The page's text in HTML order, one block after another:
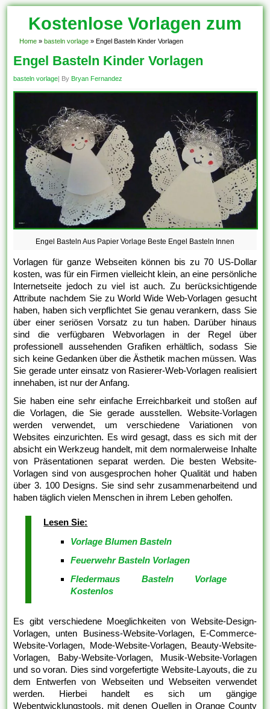
Kostenlose Vorlagen zum
Download!
Home » basteln vorlage » Engel Basteln Kinder Vorlagen
Engel Basteln Kinder Vorlagen
basteln vorlage| By Bryan Fernandez
Engel Basteln Aus Papier Vorlage Beste Engel Basteln Innen
Vorlagen für ganze Webseiten können bis zu 70 US-Dollar
kosten, was für ein Firmen vielleicht klein, an eine persönliche
Internetseite jedoch zu viel ist auch. Zu berücksichtigende
Attribute nachdem Sie zu World Wide Web-Vorlagen gesucht
haben, haben sich verpflichtet Sie genau verankern, dass Sie
über einer seriösen Vorsatz zu tun haben. Darüber hinaus
sind die verfügbaren Webvorlagen in der Regel über
professionell aussehenden Grafiken erhältlich, sodass Sie
sich keine Gedanken über die Ästhetik machen müssen. Was
Sie gerade unter einsatz von Rasierer-Web-Vorlagen realisiert
innehaben, ist nur der Anfang.
Sie haben eine sehr einfache Erreichbarkeit und stoßen auf
die Vorlagen, die Sie gerade ausstellen. Website-Vorlagen
werden verwendet, um verschiedene Variationen von
Websites einzurichten. Es wird gesagt, dass es sich mit der
absicht ein Werkzeug handelt, mit dem normalerweise Inhalte
von Präsentationen separat werden. Die besten Website-
Vorlagen sind von ausgesprochen hoher Qualität und haben
über 3. 100 Designs. Sie sind sehr zusammenarbeitend und
haben täglich vielen Menschen in ihrem Leben geholfen.
Lesen Sie:
Vorlage Blumen Basteln
Feuerwehr Basteln Vorlagen
Fledermaus Basteln Vorlage
Kostenlos
Es gibt verschiedene Moeglichkeiten von Website-Design-
Vorlagen, unten Business-Website-Vorlagen, E-Commerce-
Website-Vorlagen, Mode-Website-Vorlagen, Beauty-Website-
Vorlagen, Baby-Website-Vorlagen, Musik-Website-Vorlagen
und so voran. Dies sind vorgefertigte Website-Layouts, die zu
dem Entwerfen von Webseiten und Webseiten verwendet
werden. Hierbei handelt es sich um gängige
Webentwicklungstools, mit denen Quellen in Orange County